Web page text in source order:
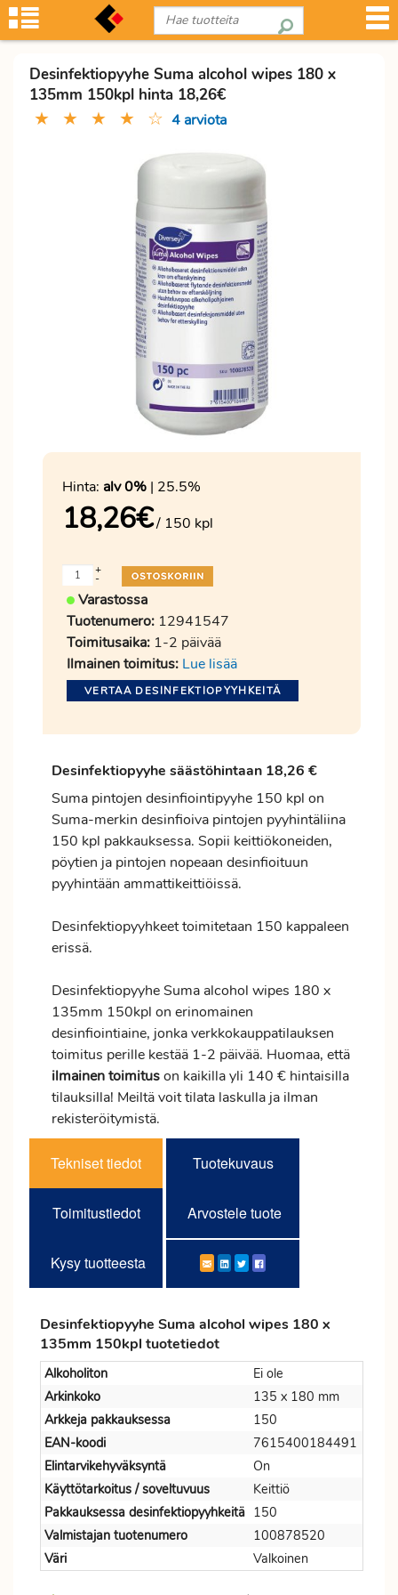
Desinfektiopyyhe Suma alcohol wipes 180 x
135mm 150kpl hinta 18,26€
★ ★ ★ ★ ☆ 4 arviota
Hinta: alv 0% | 25.5%
18,26€/ 150 kpl
-
+
Varastossa
Tuotenumero: 12941547
Toimitusaika: 1-2 päivää
Ilmainen toimitus: Lue lisää
VERTAA DESINFEKTIOPYYHKEITÄ
Desinfektiopyyhe säästöhintaan 18,26 €
Suma pintojen desinfiointipyyhe 150 kpl on
Suma-merkin desinfioiva pintojen pyyhintäliina
150 kpl pakkauksessa. Sopii keittiökoneiden,
pöytien ja pintojen nopeaan desinfioituun
pyyhintään ammattikeittiöissä.
Desinfektiopyyhkeet toimitetaan 150 kappaleen
erissä.
Desinfektiopyyhe Suma alcohol wipes 180 x
135mm 150kpl on erinomainen
desinfiointiaine, jonka verkkokauppatilauksen
toimitus perille kestää 1-2 päivää. Huomaa, että
ilmainentoimituson kaikilla yli 140 € hintaisilla
tilauksilla! Meiltä voit tilata laskulla ja ilman
rekisteröitymistä.
Tekniset tiedot Tuotekuvaus
Toimitustiedot Arvostele tuote
Kysy tuotteesta
Desinfektiopyyhe Suma alcohol wipes 180 x
135mm 150kpl tuotetiedot
Alkoholiton
Ei ole
Arkinkoko
135 x 180 mm
Arkkeja pakkauksessa
150
EAN-koodi
7615400184491
Elintarvikehyväksyntä
On
Käyttötarkoitus / soveltuvuus
Keittiö
Pakkauksessa desinfektiopyyhkeitä 150
Valmistajan tuotenumero
100878520
Väri
Valkoinen